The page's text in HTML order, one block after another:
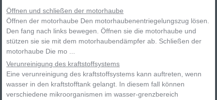
Öffnen und schließen der motorhaube
Öffnen der motorhaube Den motorhaubenentriegelungszug lösen.
Den fang nach links bewegen. Öffnen sie die motorhaube und
stützen sie sie mit dem motorhaubendämpfer ab. Schließen der
motorhaube Die mo ...
Verunreinigung des kraftstoffsystems
Eine verunreinigung des kraftstoffsystems kann auftreten, wenn
wasser in den kraftstofftank gelangt. In diesem fall können
verschiedene mikroorganismen im wasser-grenzbereich